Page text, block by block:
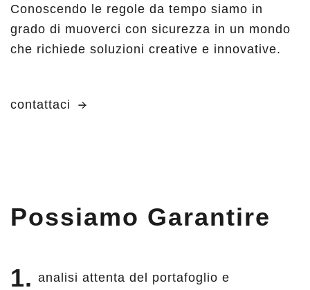
Conoscendo le regole da tempo siamo in
grado di muoverci con sicurezza in un mondo
che richiede soluzioni creative e innovative.
contattaci
Possiamo Garantire
analisi attenta del portafoglio e